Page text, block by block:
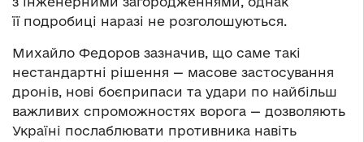
її подробиці наразі не розголошуються.
Михайло Федоров зазначив, що саме такі
нестандартні рішення — масове застосування
дронів, нові боєприпаси та удари по найбільш
важливих спроможностях ворога — дозволяють
Україні послаблювати противника навіть